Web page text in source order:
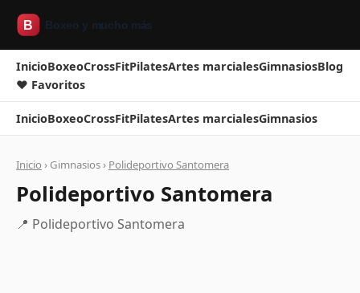
InicioBoxeoCrossFitPilatesArtes marcialesGimnasiosBlog
❤ Favoritos
InicioBoxeoCrossFitPilatesArtes marcialesGimnasios
Inicio › Gimnasios › Polideportivo Santomera
Polideportivo Santomera
📍 Polideportivo Santomera